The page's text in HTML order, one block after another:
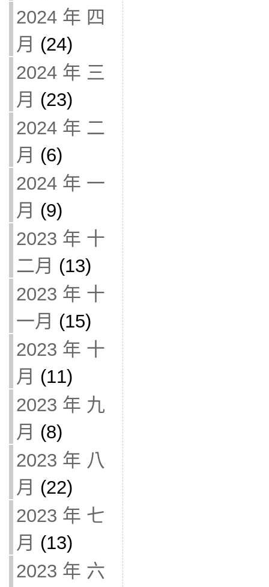
2024 年 四
月 (24)
2024 年 三
月 (23)
2024 年 二
月 (6)
2024 年 一
月 (9)
2023 年 十
二月 (13)
2023 年 十
一月 (15)
2023 年 十
月 (11)
2023 年 九
月 (8)
2023 年 八
月 (22)
2023 年 七
月 (13)
2023 年 六